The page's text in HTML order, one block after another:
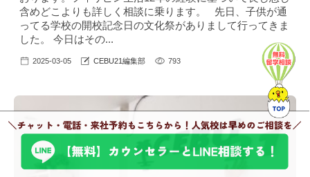
含めどこよりも詳しく相談に乗ります。 先日、子供が通
ってる学校の開校記念日の文化祭がありまして行ってきま
した。 今日はその...
2025-03-05 CEBU21編集部 793